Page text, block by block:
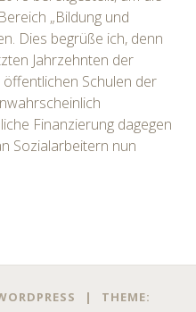
„Bildung und
Dies begrüße ich, denn
Jahrzehnten der
Schulen der
Finanzierung dagegen
Sozialarbeitern nun
|
THEME: